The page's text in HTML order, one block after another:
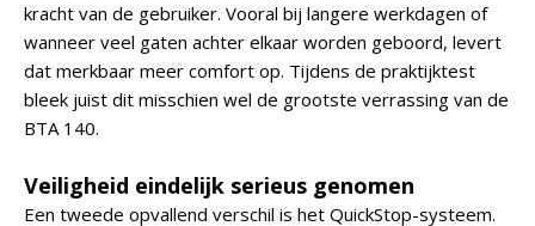
kracht van de gebruiker. Vooral bij langere werkdagen of
wanneer veel gaten achter elkaar worden geboord, levert
dat merkbaar meer comfort op. Tijdens de praktijktest
bleek juist dit misschien wel de grootste verrassing van de
BTA 140.
Veiligheid eindelijk serieus genomen
Een tweede opvallend verschil is het QuickStop-systeem.